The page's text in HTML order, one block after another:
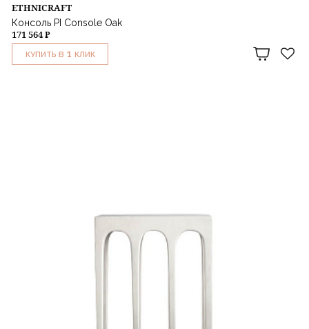
ETHNICRAFT
Консоль PI Console Oak
171 564 ₽
КУПИТЬ В 1 КЛИК